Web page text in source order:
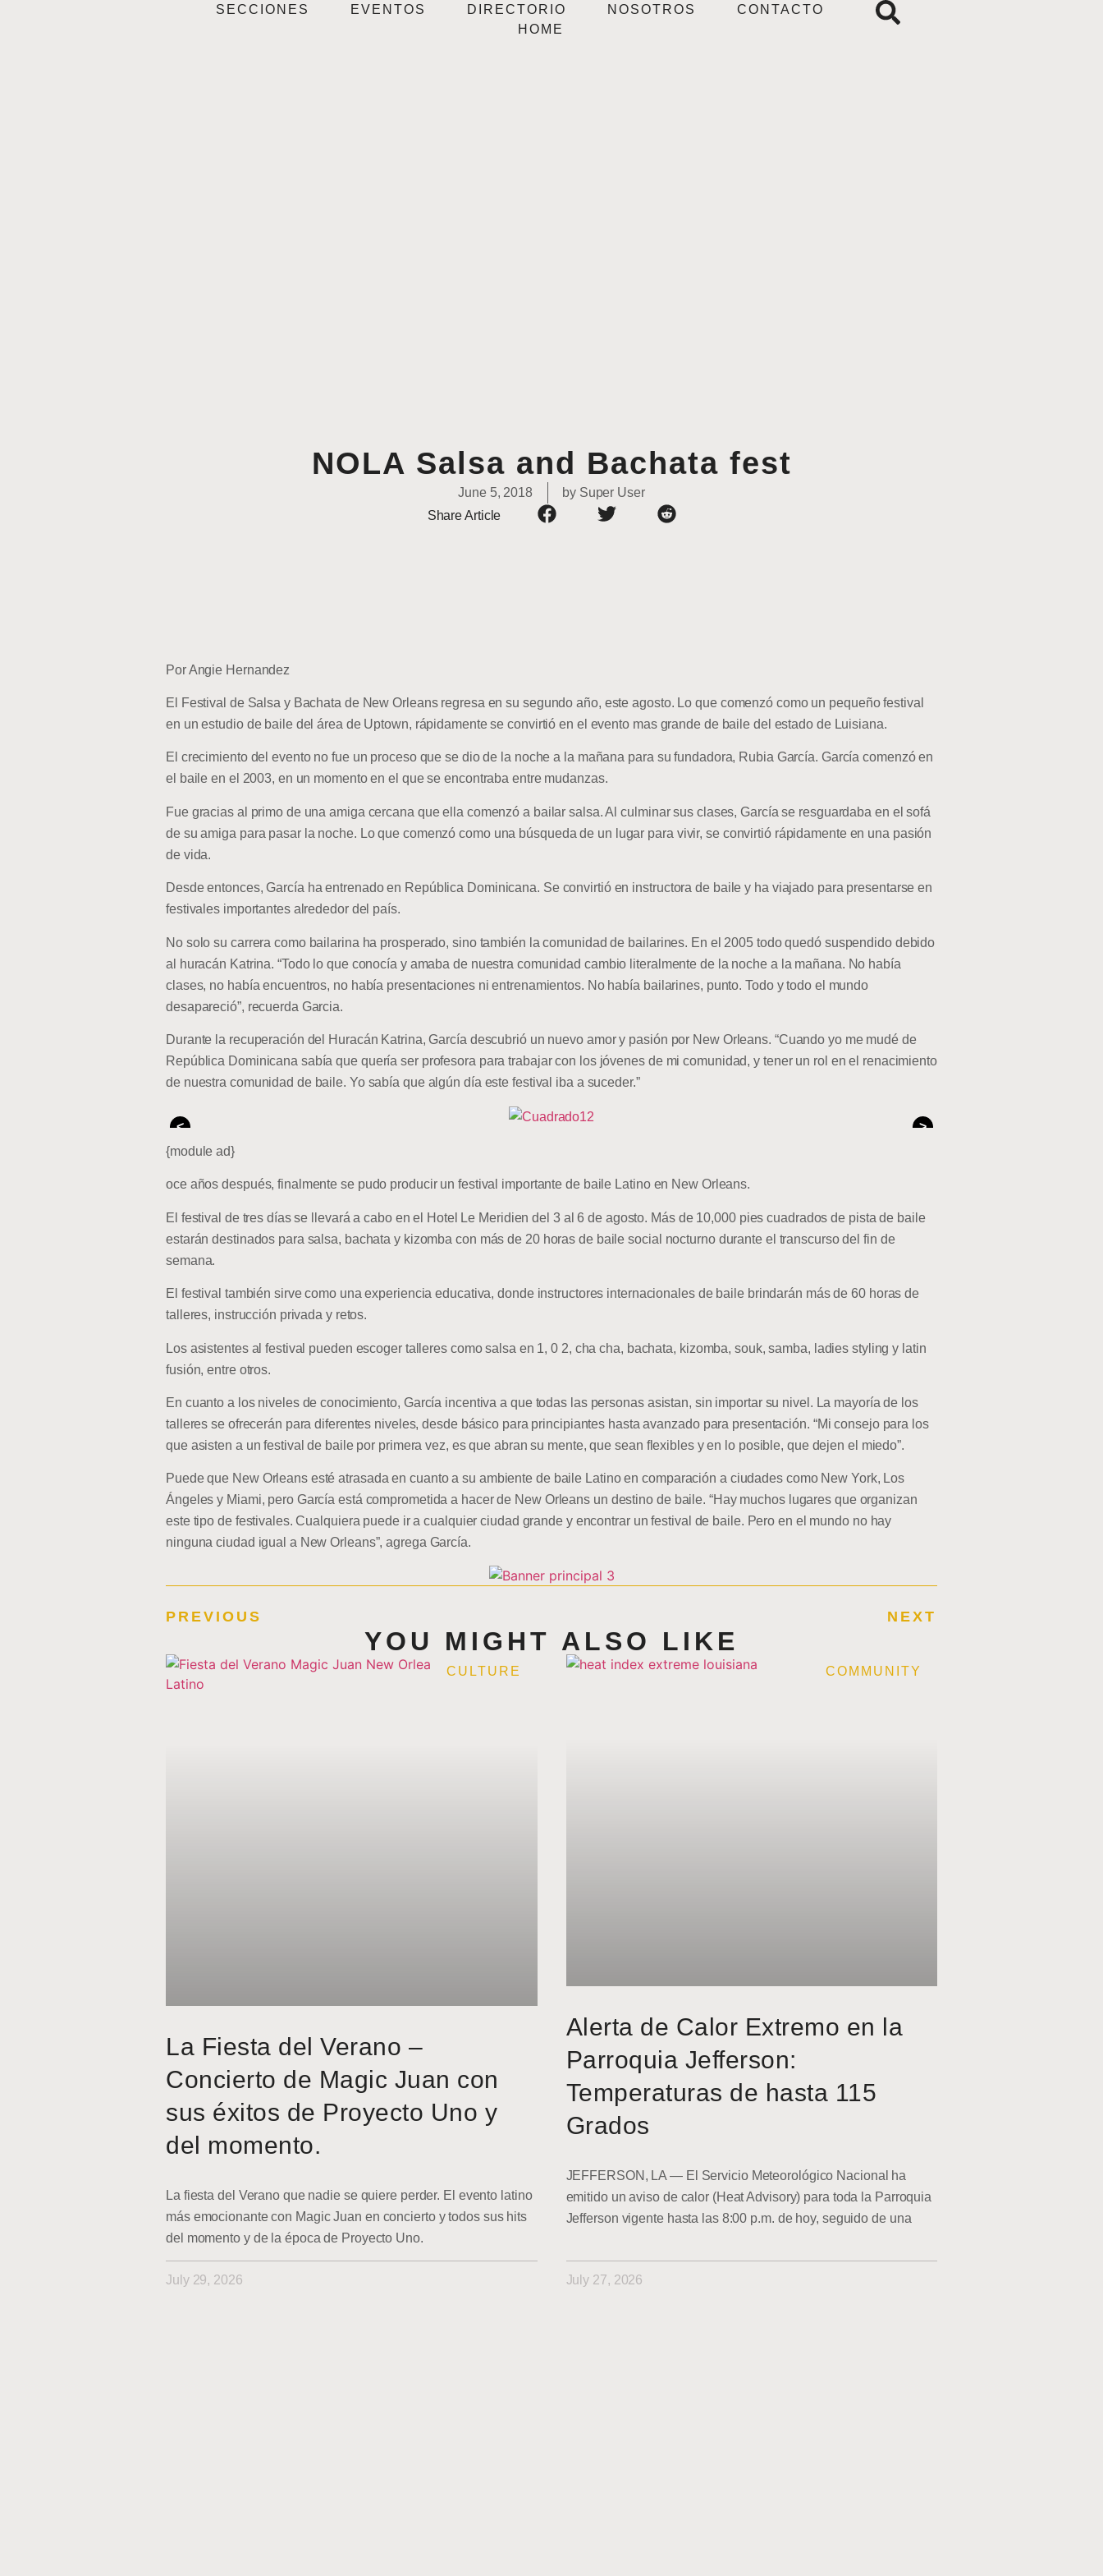
SECCIONES EVENTOS DIRECTORIO NOSOTROS
CONTACTO
HOME
NOLA Salsa and Bachata fest
June 5, 2018 bySuper User
Share Article
Por Angie Hernandez
El Festival de Salsa y Bachata de New Orleans regresa en su segundo año, este agosto. Lo que comenzó como un pequeño festival
en un estudio de baile del área de Uptown, rápidamente se convirtió en el evento mas grande de baile del estado de Luisiana.
El crecimiento del evento no fue un proceso que se dio de la noche a la mañana para su fundadora, Rubia García. García comenzó en
el baile en el 2003, en un momento en el que se encontraba entre mudanzas.
Fue gracias al primo de una amiga cercana que ella comenzó a bailar salsa. Al culminar sus clases, García se resguardaba en el sofá
de su amiga para pasar la noche. Lo que comenzó como una búsqueda de un lugar para vivir, se convirtió rápidamente en una pasión
de vida.
Desde entonces, García ha entrenado en República Dominicana. Se convirtió en instructora de baile y ha viajado para presentarse en
festivales importantes alrededor del país.
No solo su carrera como bailarina ha prosperado, sino también la comunidad de bailarines. En el 2005 todo quedó suspendido debido
al huracán Katrina. “Todo lo que conocía y amaba de nuestra comunidad cambio literalmente de la noche a la mañana. No había
clases, no había encuentros, no había presentaciones ni entrenamientos. No había bailarines, punto. Todo y todo el mundo
desapareció”, recuerda Garcia.
Durante la recuperación del Huracán Katrina, García descubrió un nuevo amor y pasión por New Orleans. “Cuando yo me mudé de
República Dominicana sabía que quería ser profesora para trabajar con los jóvenes de mi comunidad, y tener un rol en el renacimiento
de nuestra comunidad de baile. Yo sabía que algún día este festival iba a suceder.”
<
>
{module ad}
oce años después, finalmente se pudo producir un festival importante de baile Latino en New Orleans.
El festival de tres días se llevará a cabo en el Hotel Le Meridien del 3 al 6 de agosto. Más de 10,000 pies cuadrados de pista de baile
estarán destinados para salsa, bachata y kizomba con más de 20 horas de baile social nocturno durante el transcurso del fin de
semana.
El festival también sirve como una experiencia educativa, donde instructores internacionales de baile brindarán más de 60 horas de
talleres, instrucción privada y retos.
Los asistentes al festival pueden escoger talleres como salsa en 1, 0 2, cha cha, bachata, kizomba, souk, samba, ladies styling y latin
fusión, entre otros.
En cuanto a los niveles de conocimiento, García incentiva a que todas las personas asistan, sin importar su nivel. La mayoría de los
talleres se ofrecerán para diferentes niveles, desde básico para principiantes hasta avanzado para presentación. “Mi consejo para los
que asisten a un festival de baile por primera vez, es que abran su mente, que sean flexibles y en lo posible, que dejen el miedo”.
Puede que New Orleans esté atrasada en cuanto a su ambiente de baile Latino en comparación a ciudades como New York, Los
Ángeles y Miami, pero García está comprometida a hacer de New Orleans un destino de baile. “Hay muchos lugares que organizan
este tipo de festivales. Cualquiera puede ir a cualquier ciudad grande y encontrar un festival de baile. Pero en el mundo no hay
ninguna ciudad igual a New Orleans”, agrega García.
PREVIOUS NEXT
YOU MIGHT ALSO LIKE
CULTURE
La Fiesta del Verano –
Concierto de Magic Juan con
sus éxitos de Proyecto Uno y
del momento.
La fiesta del Verano que nadie se quiere perder. El evento latino
más emocionante con Magic Juan en concierto y todos sus hits
del momento y de la época de Proyecto Uno.
July 29, 2026
COMMUNITY
Alerta de Calor Extremo en la
Parroquia Jefferson:
Temperaturas de hasta 115
Grados
JEFFERSON, LA — El Servicio Meteorológico Nacional ha
emitido un aviso de calor (Heat Advisory) para toda la Parroquia
Jefferson vigente hasta las 8:00 p.m. de hoy, seguido de una
July 27, 2026